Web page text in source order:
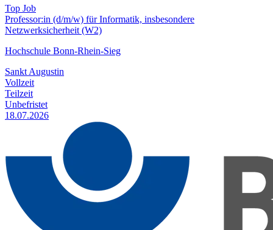
Top Job
Professor:in (d/m/w) für Informatik, insbesondere
Netzwerksicherheit (W2)
Hochschule Bonn-Rhein-Sieg
Sankt Augustin
Vollzeit
Teilzeit
Unbefristet
18.07.2026